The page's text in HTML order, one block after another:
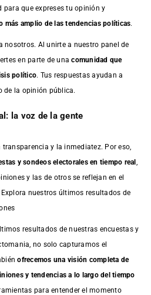
que expreses tu opinión y
más amplio de las tendencias políticas.
nosotros. Al unirte a nuestro panel de
en parte de unacomunidad que
político. Tus respuestas ayudan a
de la opinión pública.
la voz de la gente
y la inmediatez. Por eso,
y sondeos electorales en tiempo real
y las de otros se reflejan en el
nuestros últimos resultados de
resultados de nuestras encuestasy
no solo capturamos el
ofrecemos una visión completa de
y tendencias a lo largo del tiempo
para entender el momento